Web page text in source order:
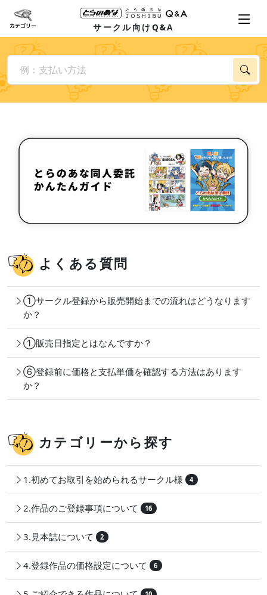
サークル向けQ&A
よくある質問
①サークル登録から販売開始までの流れはどうなります
か？
①販売日指定とはなんですか？
⑥登録前に価格と支払単価を確認する方法はあります
か？
カテゴリーから探す
1.初めてお取引を始められるサークル様 4
2.作品のご登録事項について 16
3.見本誌について 2
4.登録作品の価格設定について 6